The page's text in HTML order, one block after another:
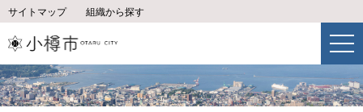
サイトマップ 組織から探す